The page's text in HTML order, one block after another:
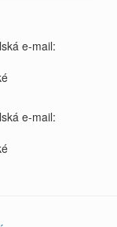
e-mail:
e-mail: